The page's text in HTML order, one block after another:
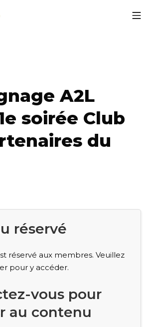
A2L
soirée Club
du
réservé
réservé aux membres. Veuillez
pour y accéder.
vous pour
au contenu